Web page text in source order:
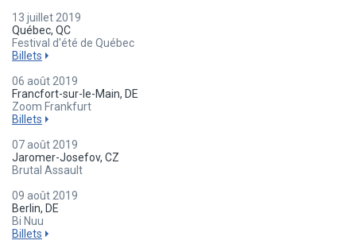
13 juillet 2019
Québec, QC
Festival d'été de Québec
Billets
06 août 2019
Francfort-sur-le-Main, DE
Zoom Frankfurt
Billets
07 août 2019
Jaromer-Josefov, CZ
Brutal Assault
09 août 2019
Berlin, DE
Bi Nuu
Billets